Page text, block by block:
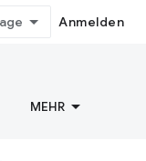
Anmelden
MEHR